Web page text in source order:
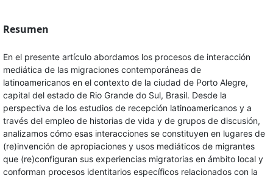
Resumen
En el presente artículo abordamos los procesos de interacción
mediática de las migraciones contemporáneas de
latinoamericanos en el contexto de la ciudad de Porto Alegre,
capital del estado de Rio Grande do Sul, Brasil. Desde la
perspectiva de los estudios de recepción latinoamericanos y a
través del empleo de historias de vida y de grupos de discusión,
analizamos cómo esas interacciones se constituyen en lugares de
(re)invención de apropiaciones y usos mediáticos de migrantes
que (re)configuran sus experiencias migratorias en ámbito local y
conforman procesos identitarios específicos relacionados con la